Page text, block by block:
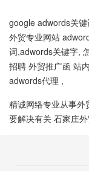
google adwords关
外贸专业网站
词,adwords关键字,
招聘 外贸推广函 站
adwords代理 ,
精诚网络专业从事
要解决有关 石家庄